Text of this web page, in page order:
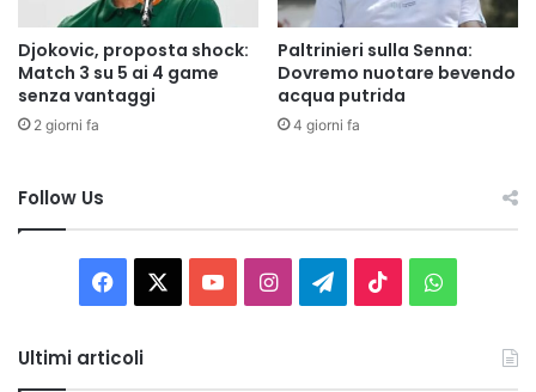
Djokovic, proposta shock:
Match 3 su 5 ai 4 game
senza vantaggi
2 giorni fa
Paltrinieri sulla Senna:
Dovremo nuotare bevendo
acqua putrida
4 giorni fa
Follow Us
Facebook You InstagramTelegram
TikTok
Ultimi articoli